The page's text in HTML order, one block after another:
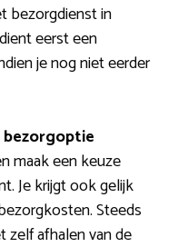
bezorgdienst in
eerst een
je nog niet eerder
bezorgoptie
maak een keuze
Je krijgt ook gelijk
Steeds
zelf afhalen van de